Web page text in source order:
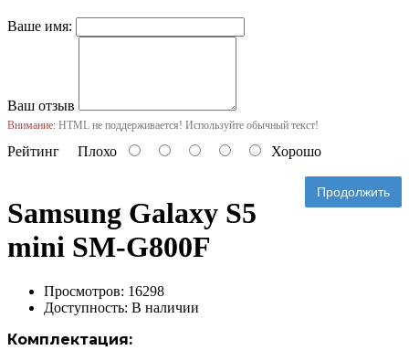
Ваше имя:
Ваш отзыв
Внимание: HTML не поддерживается! Используйте обычный текст!
Рейтинг Плохо Хорошо
Продолжить
Samsung Galaxy S5
mini SM-G800F
Просмотров: 16298
Доступность: В наличии
Комплектация: